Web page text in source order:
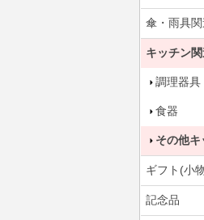
傘・雨具
キッチン
調理器具
食器
その他キ
ギフト(小
記念品